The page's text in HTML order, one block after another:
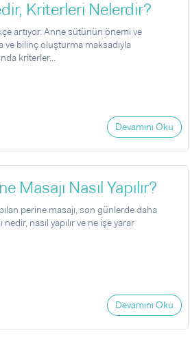
Kriterleri Nelerdir?
artıyor. Anne sütünün önemi ve
ve bilinç oluşturma maksadıyla
kriterler...
Devamını Oku
Masajı Nasıl Yapılır?
perine masajı, son günlerde daha
nasıl yapılır ve ne işe yarar
Devamını Oku